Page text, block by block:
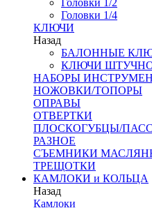
Головки 1/2
Головки 1/4
КЛЮЧИ
Назад
БАЛОННЫЕ
КЛЮЧИ
НАБОРЫ
НОЖОВКИ/ТОПОРЫ
ОПРАВЫ
ОТВЕРТКИ
ПЛОСКОГУБЦЫ/
РАЗНОЕ
СЪЕМНИКИ
ТРЕЩОТКИ
КАМЛОКИ и КОЛЬЦА
Назад
Камлоки